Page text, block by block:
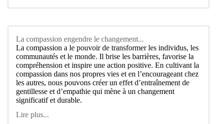
La compassion engendre le changement...
La compassion a le pouvoir de transformer les individus, les
communautés et le monde. Il brise les barrières, favorise la
compréhension et inspire une action positive. En cultivant la
compassion dans nos propres vies et en l’encourageant chez
les autres, nous pouvons créer un effet d’entraînement de
gentillesse et d’empathie qui mène à un changement
significatif et durable.
Lire plus...